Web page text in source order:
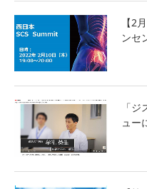
【2
ンセ
「
ュー
機能的脳神経外科
主な実績・症例数
交通アクセス
お知らせ